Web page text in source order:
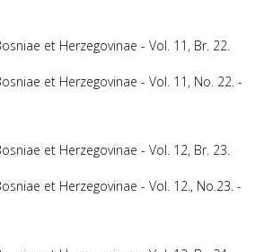
et Herzegovinae - Vol. 11, Br. 22.
et Herzegovinae - Vol. 11, No. 22. -
et Herzegovinae - Vol. 12, Br. 23.
et Herzegovinae - Vol. 12., No.23. -